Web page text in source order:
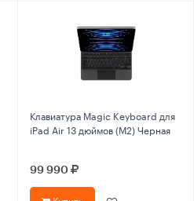
Клавиатура Magic Keyboard для
iPad Air 13 дюймов (M2) Черная
99 990